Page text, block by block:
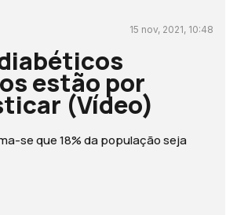
15 nov, 2021, 10:48
estão por
(Vídeo)
se que 18% da população seja